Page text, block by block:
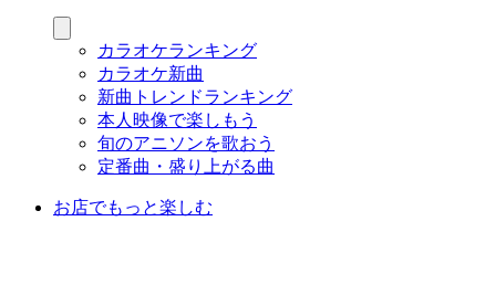
カラオケランキング
カラオケ新曲
新曲トレンドランキング
本人映像で楽しもう
旬のアニソンを歌おう
定番曲・盛り上がる曲
お店でもっと楽しむ